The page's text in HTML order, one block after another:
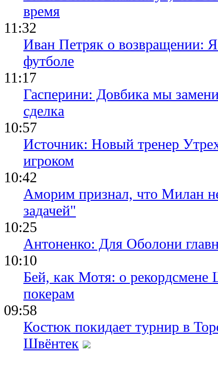
время
11:32
Иван Петряк о возвращении:
футболе
11:17
Гасперини: Довбика мы
сделка
10:57
Источник: Новый тренер
игроком
10:42
Аморим признал, что Милан
задачей"
10:25
Антоненко: Для Оболони
10:10
Бей, как Мотя: о рекордсмене
покерам
09:58
Костюк покидает турнир в
Швёнтек